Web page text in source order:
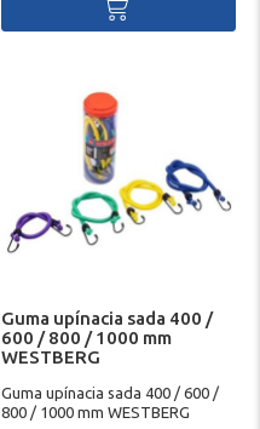
Guma upínacia sada 400 /
600 / 800 / 1000 mm
WESTBERG
Guma upínacia sada 400 / 600 /
800 / 1000 mm WESTBERG